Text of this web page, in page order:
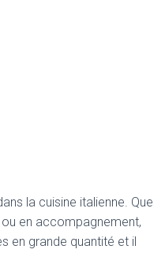
la cuisine italienne. Que
en accompagnement,
en grande quantité et il